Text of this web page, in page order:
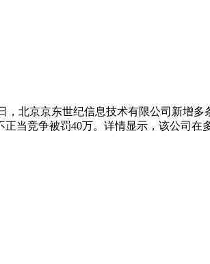
，北京京东世纪信息技术有限公司新增
当竞争被罚40万。详情显示，该公司在